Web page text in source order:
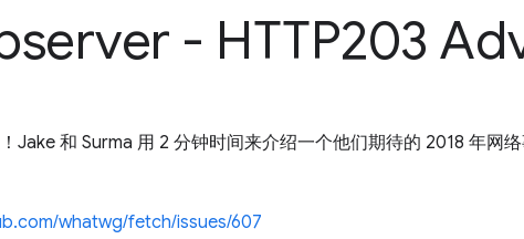
- HTTP203
Jake 和 Surma 用 2 分钟时间来介绍一个他们期待的 2018 年网
whatwg/fetch/issues/607